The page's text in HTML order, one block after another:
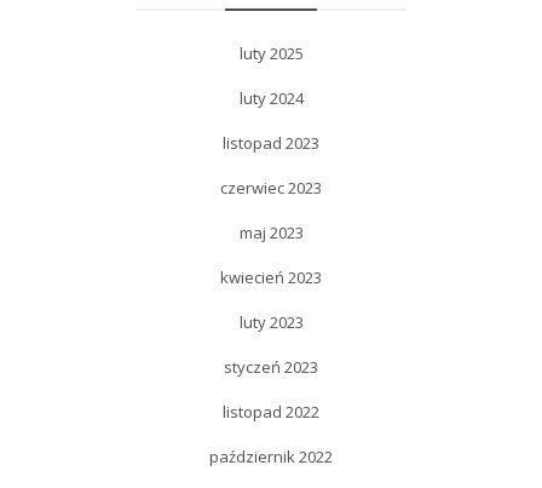
luty 2025
luty 2024
listopad 2023
czerwiec 2023
maj 2023
kwiecień 2023
luty 2023
styczeń 2023
listopad 2022
październik 2022